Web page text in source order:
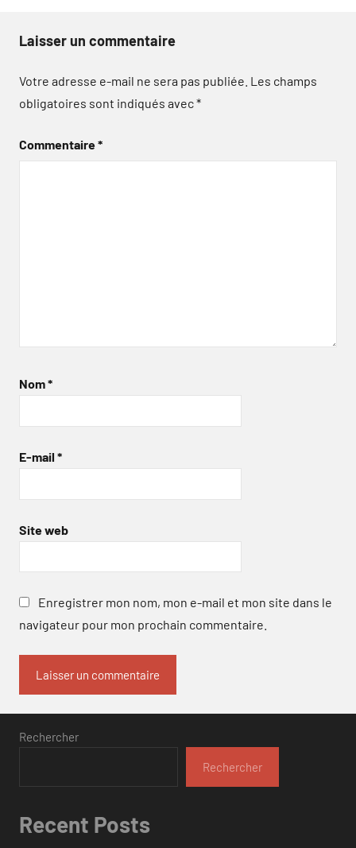
Laisser un commentaire
Votre adresse e-mail ne sera pas publiée. Les champs
obligatoires sont indiqués avec*
Commentaire*
Nom*
E-mail *
Site web
Enregistrer mon nom, mon e-mail et mon site dans le
navigateur pour mon prochain commentaire.
Rechercher
Rechercher
Recent Posts